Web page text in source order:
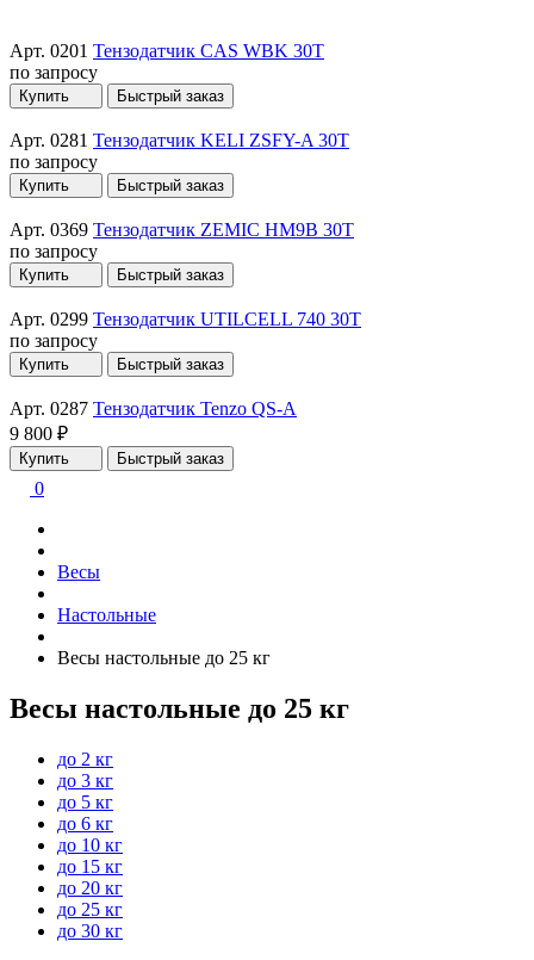
Арт. 0201 Тензодатчик CAS WBK 30T
по запросу
Купить Быстрый заказ
Арт. 0281 Тензодатчик KELI ZSFY-A 30T
по запросу
Купить Быстрый заказ
Арт. 0369 Тензодатчик ZEMIC HM9B 30T
по запросу
Купить Быстрый заказ
Арт. 0299 Тензодатчик UTILCELL 740 30T
по запросу
Купить Быстрый заказ
Арт. 0287 Тензодатчик Tenzo QS-A
9 800 ₽
Купить Быстрый заказ
0
Весы
Настольные
Весы настольные до 25 кг
Весы настольные до 25 кг
до 2 кг
до 3 кг
до 5 кг
до 6 кг
до 10 кг
до 15 кг
до 20 кг
до 25 кг
до 30 кг